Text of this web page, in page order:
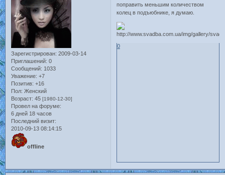
Зарегистрирован: 2009-03-14
Приглашений: 0
Сообщений: 1033
Уважение: +7
Позитив: +16
Пол: Женский
Возраст: 45 [1980-12-30]
Провел на форуме:
6 дней 18 часов
Последний визит:
2010-09-13 08:14:15
offline
поправить меньшим количеством
колец в подъюбнике, я думаю.
0